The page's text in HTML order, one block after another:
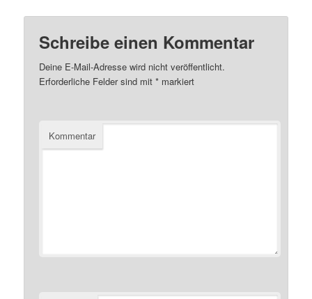
Schreibe einen Kommentar
Deine E-Mail-Adresse wird nicht veröffentlicht.
Erforderliche Felder sind mit* markiert
Kommentar